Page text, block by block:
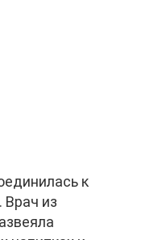
к
Врач из